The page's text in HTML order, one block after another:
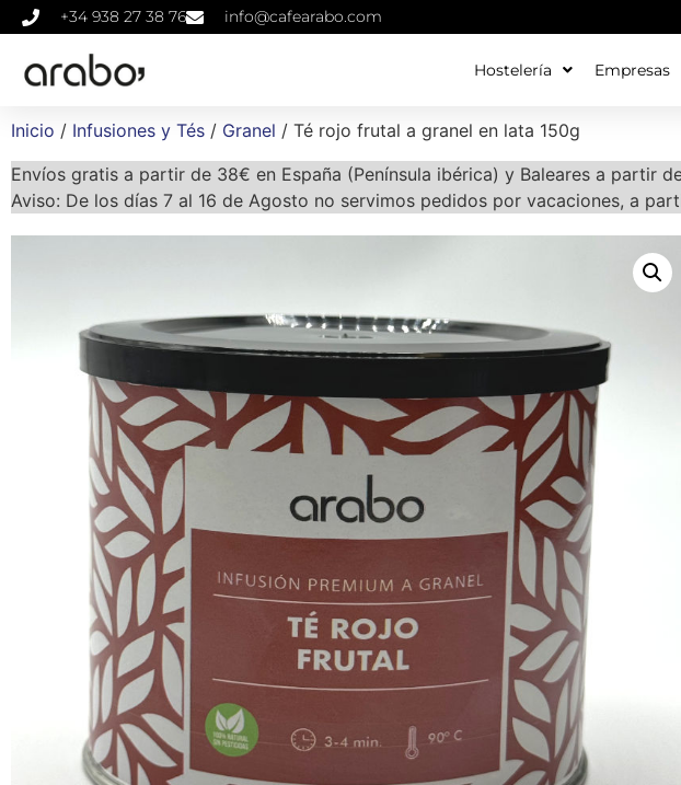
+34 938 27 38 76 info@cafearabo.com
Hostelería Empresas
Inicio / Infusiones y Tés / Granel / Té rojo frutal a granel en lata 150g
Envíos gratis a partir de 38€ en España (Península ibérica) y Baleares a partir
Aviso: De los días 7 al 16 de Agosto no servimos pedidos por vacaciones, a